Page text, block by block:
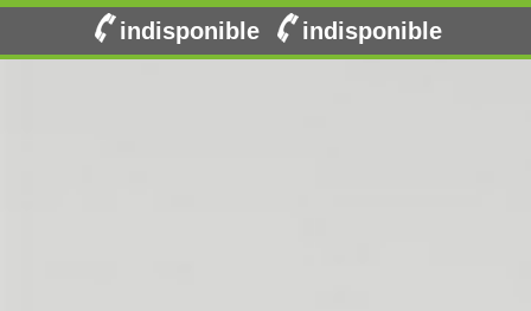
indisponible indisponible